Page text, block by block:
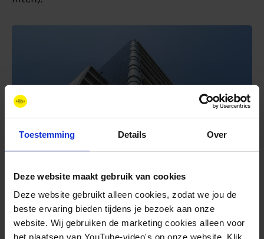
Toestemming Details Over
Deze website maakt gebruik van cookies
Deze website gebruikt alleen cookies, zodat we jou de
beste ervaring bieden tijdens je bezoek aan onze
website. Wij gebruiken de marketing cookies alleen voor
het plaatsen van YouTube-video's op onze website. Klik
Samen met de Alkmaarders